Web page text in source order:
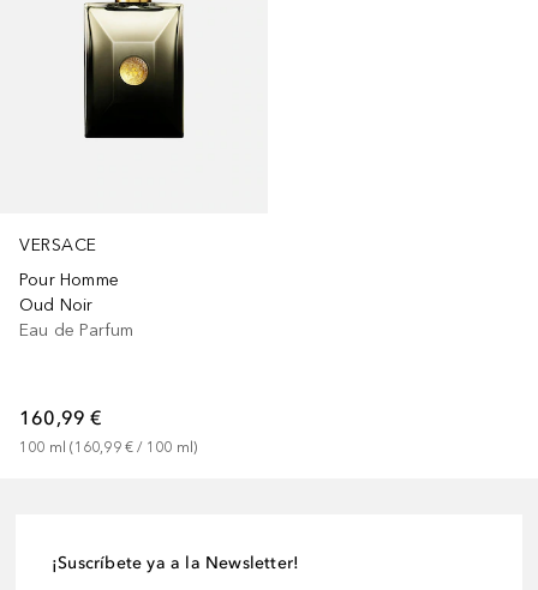
VERSACE
Pour Homme
Oud Noir
Eau de Parfum
160,99 €
100 ml (160,99 € / 100 ml)
¡Suscríbete ya a la Newsletter!